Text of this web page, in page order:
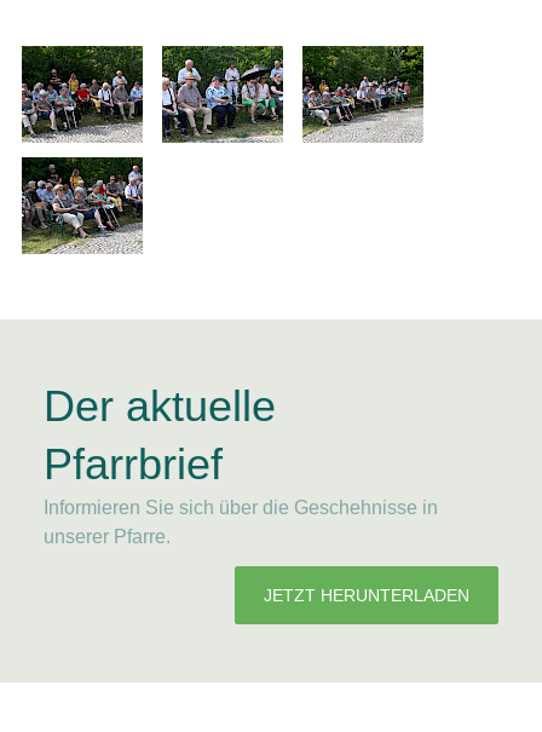
Der aktuelle
Pfarrbrief
Informieren Sie sich über die Geschehnisse in
unserer Pfarre.
JETZT HERUNTERLADEN